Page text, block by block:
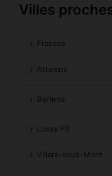
Villes
Frasses
Attalens
Berlens
Lussy FR
Villars-sous-Mont